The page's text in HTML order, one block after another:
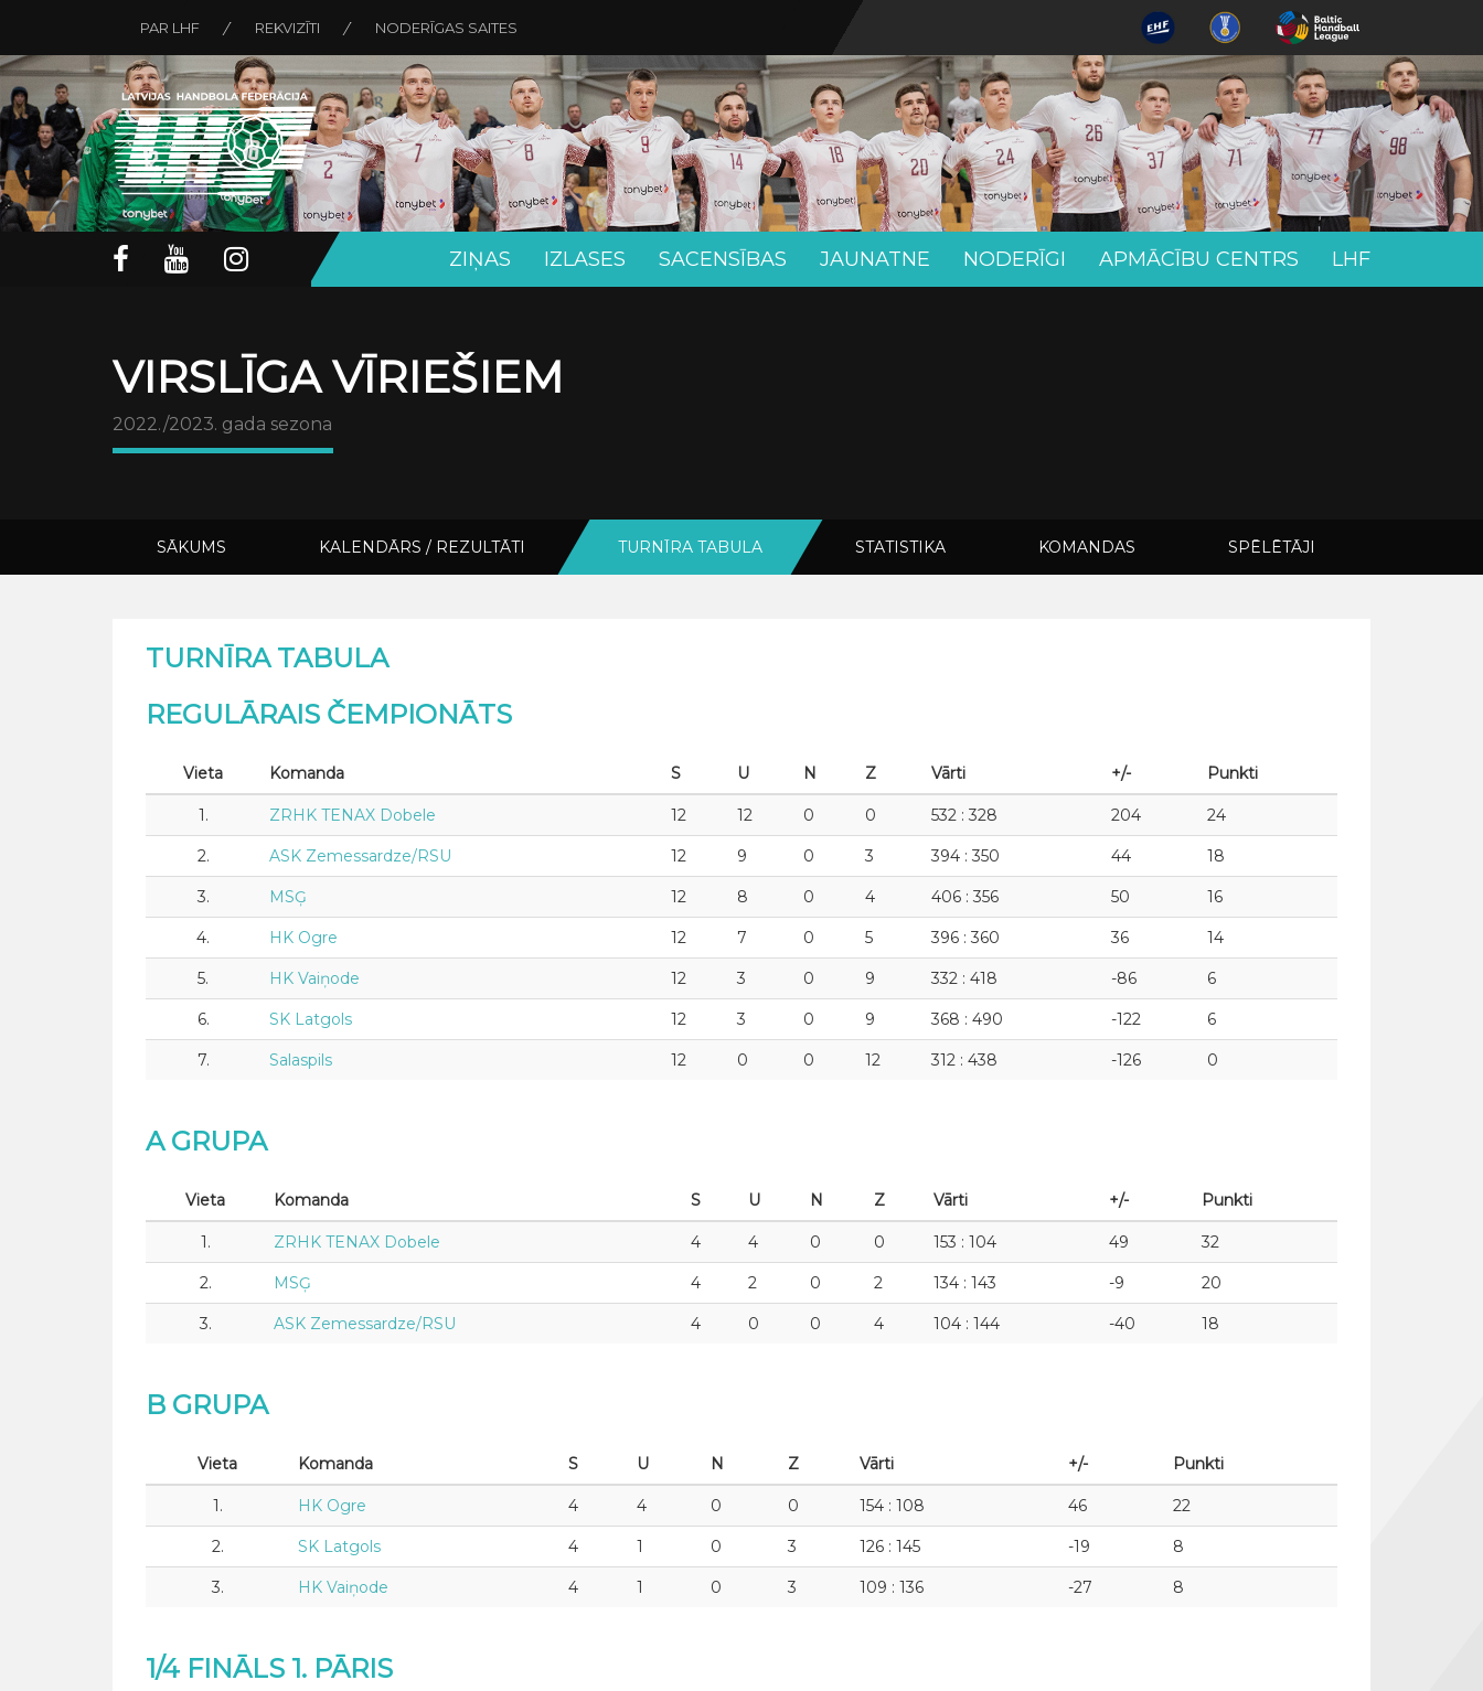
PAR LHF REKVIZĪTI NODERĪGAS SAITES
ZIŅAS IZLASES SACENSĪBAS JAUNATNE NODERĪGI APMĀCĪBU CENTRS LHF
VIRSLĪGA VĪRIEŠIEM
2022./2023. gada sezona
SĀKUMS KALENDĀRS / REZULTĀTI TURNĪRA TABULA STATISTIKA KOMANDAS SPĒLĒTĀJI
TURNĪRA TABULA
REGULĀRAIS ČEMPIONĀTS
Vieta Komanda S U N Z Vārti +/- Punkti
1. ZRHK TENAX Dobele 12 12 0 0 532 : 328 204 24
2. ASK Zemessardze/RSU 12 9 0 3 394 : 350 44 18
3. MSĢ 12 8 0 4 406 : 356 50 16
4. HK Ogre 12 7 0 5 396 : 360 36 14
5. HK Vaiņode 12 3 0 9 332 : 418 -86 6
6. SK Latgols 12 3 0 9 368 : 490 -122 6
7. Salaspils 12 0 0 12 312 : 438 -126 0
A GRUPA
Vieta Komanda S U N Z Vārti +/- Punkti
1. ZRHK TENAX Dobele 4 4 0 0 153 : 104 49 32
2. MSĢ 4 2 0 2 134 : 143 -9 20
3. ASK Zemessardze/RSU 4 0 0 4 104 : 144 -40 18
B GRUPA
Vieta Komanda S U N Z Vārti +/- Punkti
1. HK Ogre 4 4 0 0 154 : 108 46 22
2. SK Latgols 4 1 0 3 126 : 145 -19 8
3. HK Vaiņode 4 1 0 3 109 : 136 -27 8
1/4 FINĀLS 1. PĀRIS